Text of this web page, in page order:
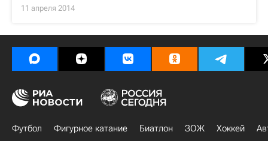
11 апреля 2014
Футбол Фигурное катание Биатлон ЗОЖ Хоккей